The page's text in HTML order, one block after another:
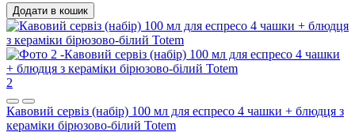
Додати в кошик
2
Кавовий сервіз (набір) 100 мл для еспресо 4 чашки + блюдця з
кераміки бірюзово-білий Totem